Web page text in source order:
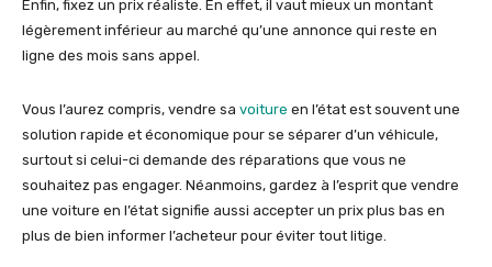
Enfin, fixez un prix réaliste. En effet, il vaut mieux un montant
légèrement inférieur au marché qu’une annonce qui reste en
ligne des mois sans appel.
Vous l’aurez compris, vendre sa voiture en l’état est souvent une
solution rapide et économique pour se séparer d’un véhicule,
surtout si celui-ci demande des réparations que vous ne
souhaitez pas engager. Néanmoins, gardez à l’esprit que vendre
une voiture en l’état signifie aussi accepter un prix plus bas en
plus de bien informer l’acheteur pour éviter tout litige.